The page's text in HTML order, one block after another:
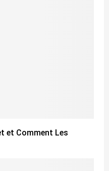
et Comment Les